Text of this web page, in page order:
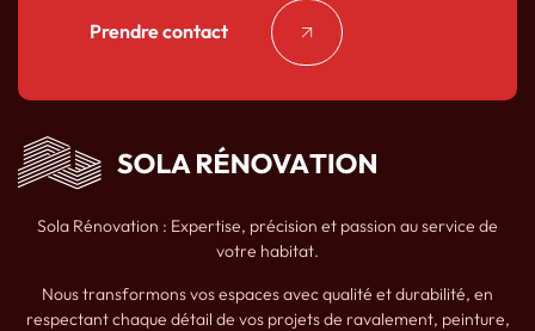
Prendre contact
Sola Rénovation : Expertise, précision et passion au service de
votre habitat.
Nous transformons vos espaces avec qualité et durabilité, en
respectant chaque détail de vos projets de ravalement, peinture,